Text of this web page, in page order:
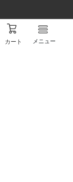
カート メニュー